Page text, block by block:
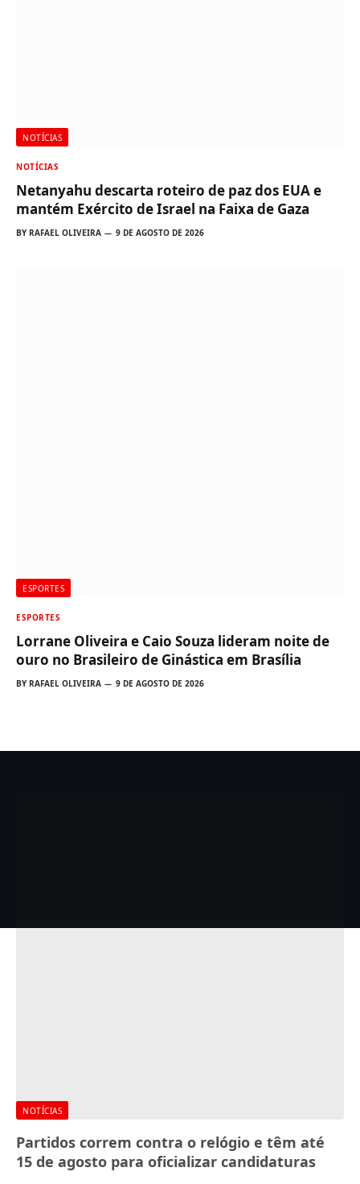
NOTÍCIAS
NOTÍCIAS
Netanyahu descarta roteiro de paz dos EUA e
mantém Exército de Israel na Faixa de Gaza
BY RAFAEL OLIVEIRA 9 DE AGOSTO DE 2026
ESPORTES
ESPORTES
Lorrane Oliveira e Caio Souza lideram noite de
ouro no Brasileiro de Ginástica em Brasília
BY RAFAEL OLIVEIRA 9 DE AGOSTO DE 2026
NOTÍCIAS
Partidos correm contra o relógio e têm até
15 de agosto para oficializar candidaturas